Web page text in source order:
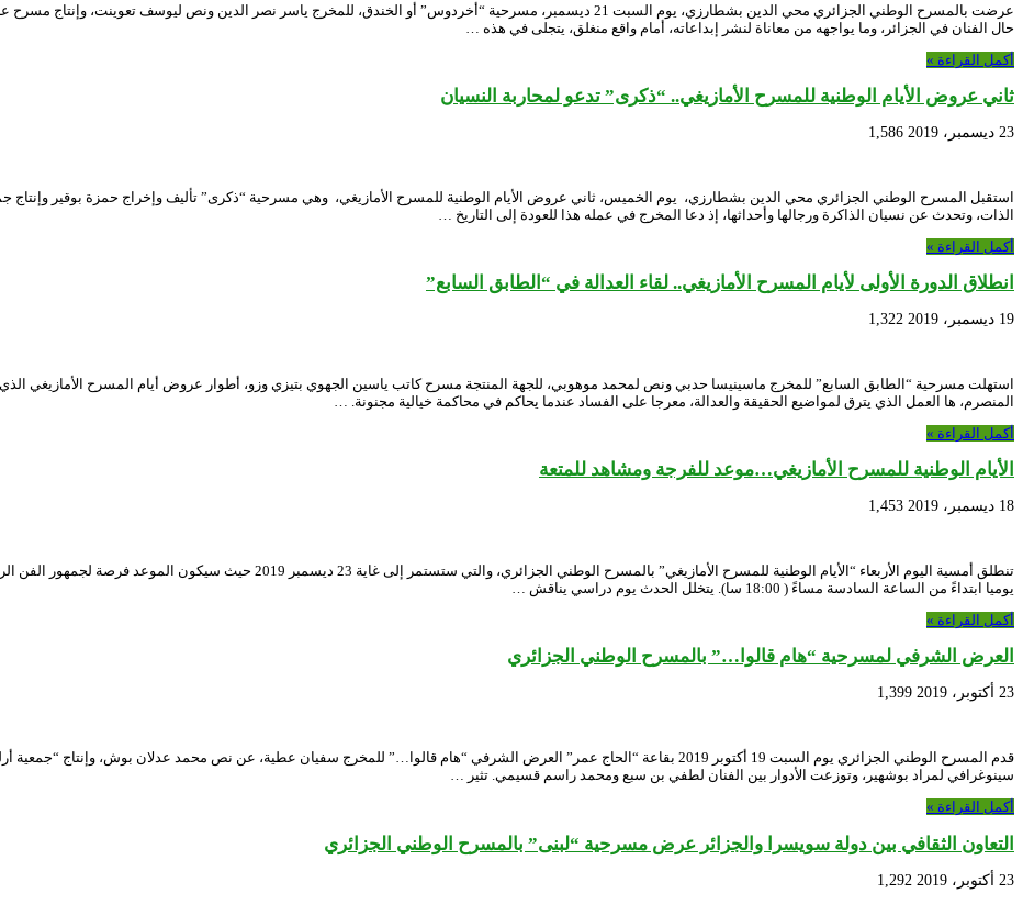
عرضت بالمسرح الوطني الجزائري محي الدين بشطارزي، يوم السبت 21 ديسمبر، مسرحية “أخردوس” أو الخندق، للمخرج ياسر نصر الدين ونص
حال الفنان في الجزائر، وما يواجهه من معاناة لنشر إبداعاته، أمام واقع منغلق، يتجلى في هذه …
أكمل القراءة »
ثاني عروض الأيام الوطنية للمسرح الأمازيغي.. “ذكرى” تدعو لمحاربة النسيان
23 ديسمبر، 2019 1,586
استقبل المسرح الوطني الجزائري محي الدين بشطارزي، يوم الخميس، ثاني عروض الأيام الوطنية للمسرح الأمازيغي، وهي مسرحية “ذكرى” تأليف وإخراج حمزة بوقير وإنتاج
الذات، وتحدث عن نسيان الذاكرة ورجالها وأحداثها، إذ دعا المخرج في عمله هذا للعودة إلى التاريخ …
أكمل القراءة »
انطلاق الدورة الأولى لأيام المسرح الأمازيغي.. لقاء العدالة في “الطابق السابع”
19 ديسمبر، 2019 1,322
استهلت مسرحية “الطابق السابع” للمخرج ماسينيسا حدبي ونص لمحمد موهوبي، للجهة المنتجة مسرح كاتب ياسين الجهوي بتيزي وزو، أطوار عروض أيام المسرح الأمازيغي
المنصرم، ها العمل الذي يترق لمواضيع الحقيقة والعدالة، معرجا على الفساد عندما يحاكم في محاكمة خيالية مجنونة. …
أكمل القراءة »
الأيام الوطنية للمسرح الأمازيغي…موعد للفرجة ومشاهد للمتعة
18 ديسمبر، 2019 1,453
تنطلق أمسية اليوم الأربعاء “الأيام الوطنية للمسرح الأمازيغي” بالمسرح الوطني
يوميا ابتداءً من الساعة السادسة مساءً ( 18:00 سا). يتخلل الحدث يوم دراسي يناقش …
أكمل القراءة »
العرض الشرفي لمسرحية “هام قالوا…” بالمسرح الوطني الجزائري
23 أكتوبر، 2019 1,399
قدم المسرح الوطني الجزائري يوم السبت 19 أكتوبر 2019 بقاعة “الحاج عمر” العرض الشرفي “هام قالوا…” للمخرج سفيان عطية، عن نص محمد عدلان
سينوغرافي لمراد بوشهير، وتوزعت الأدوار بين الفنان لطفي بن سبع ومحمد راسم قسيمي. تثير …
أكمل القراءة »
التعاون الثقافي بين دولة سويسرا والجزائر عرض مسرحية “لبنى” بالمسرح الوطني الجزائري
23 أكتوبر، 2019 1,292